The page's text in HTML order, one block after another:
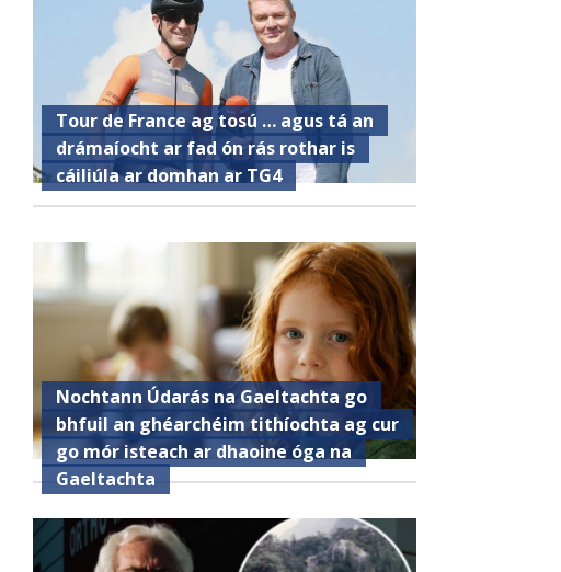
Tour de France ag tosú … agus tá an
drámaíocht ar fad ón rás rothar is
cáiliúla ar domhan ar TG4
Nochtann Údarás na Gaeltachta go
bhfuil an ghéarchéim tithíochta ag cur
go mór isteach ar dhaoine óga na
Gaeltachta